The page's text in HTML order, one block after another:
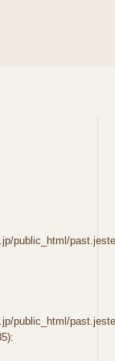
public_html/
public_html/